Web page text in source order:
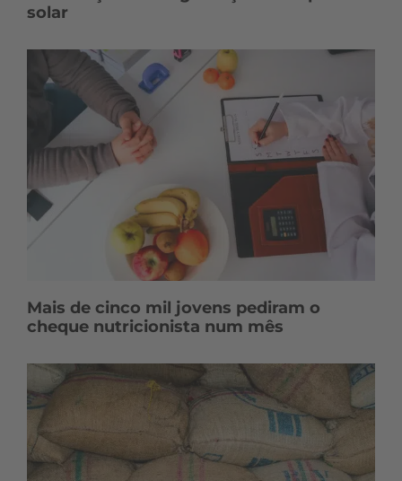
solar
Mais de cinco mil jovens pediram o
cheque nutricionista num mês